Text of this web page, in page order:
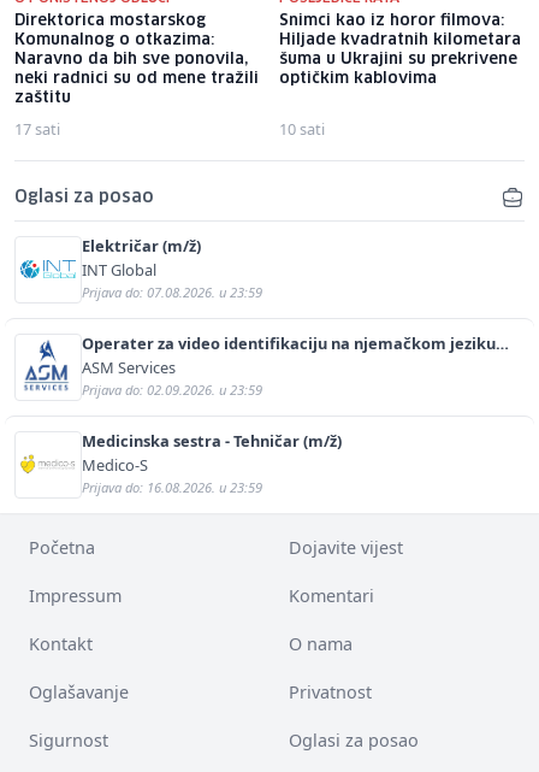
Direktorica mostarskog
Komunalnog o otkazima:
Naravno da bih sve ponovila,
neki radnici su od mene tražili
zaštitu
17 sati
Snimci kao iz horor filmova:
Hiljade kvadratnih kilometara
šuma u Ukrajini su prekrivene
optičkim kablovima
10 sati
Oglasi za posao
Električar (m/ž)
INT Global
Prijava do: 07.08.2026. u 23:59
Operater za video identifikaciju na njemačkom jeziku
(m/ž)
ASM Services
Prijava do: 02.09.2026. u 23:59
Medicinska sestra - Tehničar (m/ž)
Medico-S
Prijava do: 16.08.2026. u 23:59
Početna Dojavite vijest
Impressum Komentari
Kontakt O nama
Oglašavanje Privatnost
Sigurnost Oglasi za posao